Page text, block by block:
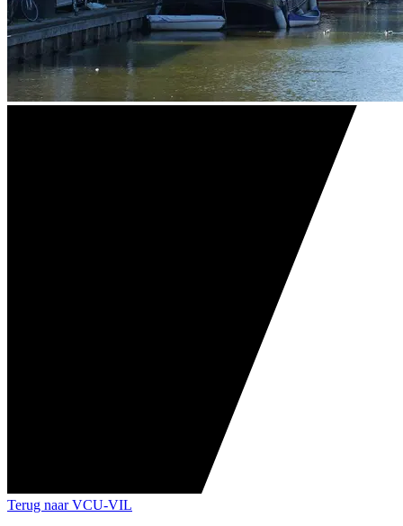
Terug naar VCU-VIL